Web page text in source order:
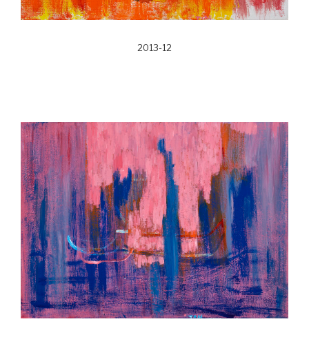
2013-12